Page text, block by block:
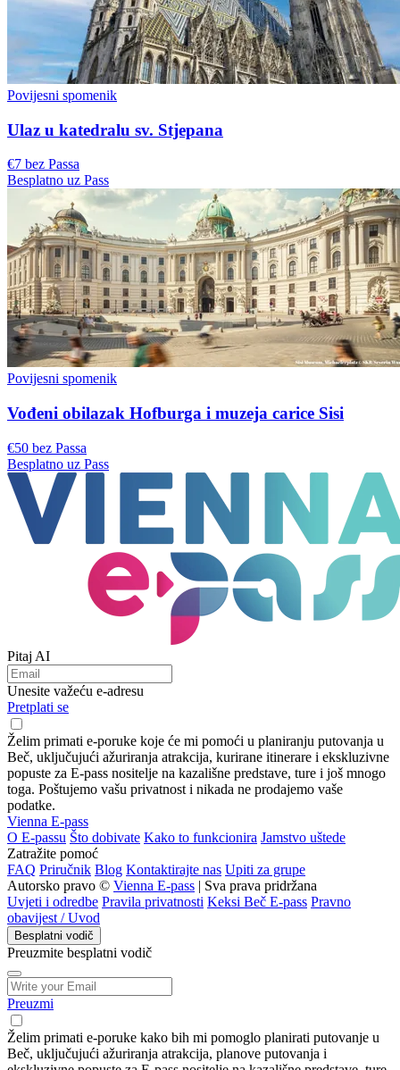
Povijesni spomenik
Ulaz u katedralu sv. Stjepana
€7 bez Passa
Besplatno uz Pass
Povijesni spomenik
Vođeni obilazak Hofburga i muzeja carice Sisi
€50 bez Passa
Besplatno uz Pass
Pitaj AI
Unesite važeću e-adresu
Pretplati se
Želim primati e-poruke koje će mi pomoći u planiranju putovanja u
Beč, uključujući ažuriranja atrakcija, kurirane itinerare i ekskluzivne
popuste za E-pass nositelje na kazališne predstave, ture i još mnogo
toga. Poštujemo vašu privatnost i nikada ne prodajemo vaše
podatke.
Vienna E-pass
O E-passu Što dobivate Kako to funkcionira Jamstvo uštede
Zatražite pomoć
FAQ Priručnik Blog Kontaktirajte nas Upiti za grupe
Autorsko pravo © Vienna E-pass | Sva prava pridržana
Uvjeti i odredbe Pravila privatnosti Keksi Beč E-pass Pravno
obavijest / Uvod
Besplatni vodič
Preuzmite besplatni vodič
Preuzmi
Želim primati e-poruke kako bih mi pomoglo planirati putovanje u
Beč, uključujući ažuriranja atrakcija, planove putovanja i